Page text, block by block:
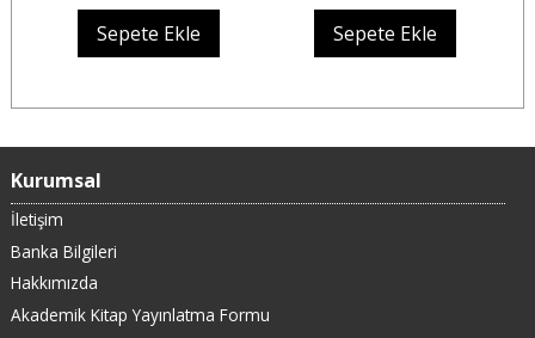
Sepete Ekle
Sepete Ekle
Kurumsal
İletişim
Banka Bilgileri
Hakkımızda
Akademik Kitap Yayınlatma Formu